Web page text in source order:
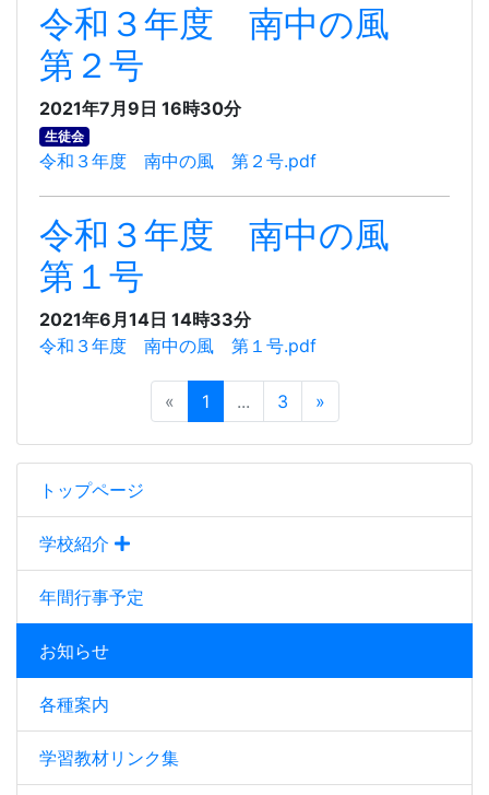
トップページ
学校紹介
年間行事予定
お知らせ
各種案内
学習教材リンク集
令和３年度 南中の風
第２号
2021年7月9日 16時30分
生徒会
令和３年度 南中の風 第２号.pdf
令和３年度 南中の風
第１号
2021年6月14日 14時33分
令和３年度 南中の風 第１号.pdf
« 1 ... 3 »